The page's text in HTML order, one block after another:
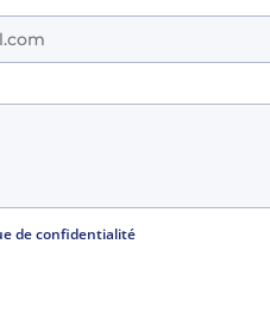
de confidentialité